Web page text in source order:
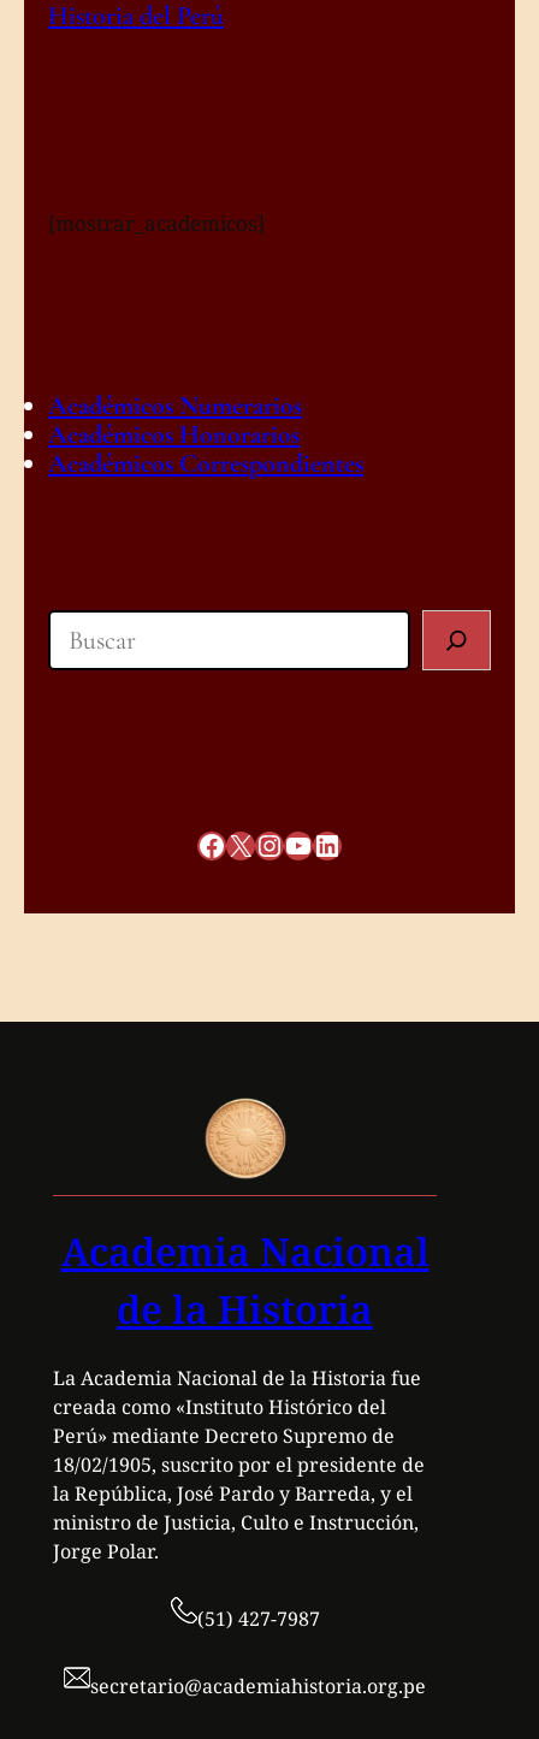
Historia del Perú
[mostrar_academicos]
Académicos Numerarios
Académicos Honorarios
Académicos Correspondientes
Search
Facebook
X Instagram
YouTube
LinkedIn
Academia Nacional
de la Historia
La Academia Nacional de la Historia fue
creada como «Instituto Histórico del
Perú» mediante Decreto Supremo de
18/02/1905, suscrito por el presidente de
la República, José Pardo y Barreda, y el
ministro de Justicia, Culto e Instrucción,
Jorge Polar.
(51) 427-7987
secretario@academiahistoria.org.pe